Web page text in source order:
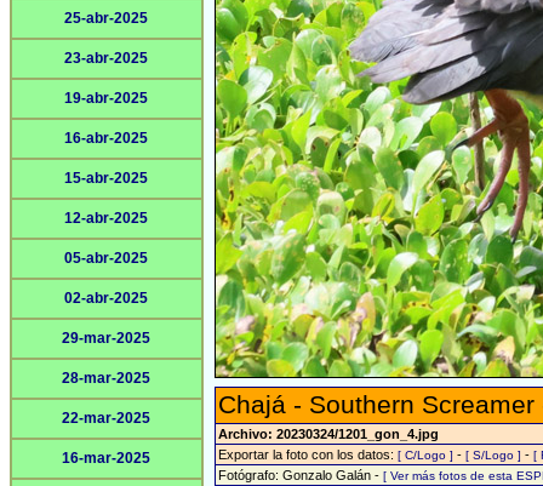
25-abr-2025
23-abr-2025
19-abr-2025
16-abr-2025
15-abr-2025
12-abr-2025
05-abr-2025
02-abr-2025
29-mar-2025
28-mar-2025
22-mar-2025
16-mar-2025
Chajá - Southern
Archivo: 20230324/1201_gon_4.jpg
Exportar la foto con los datos: [ C/Logo ] - [ S/Logo ] - [
Fotógrafo: Gonzalo Galán - [ Ver más fotos de esta